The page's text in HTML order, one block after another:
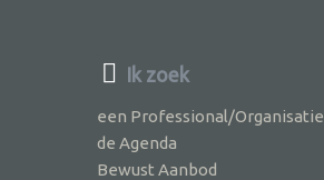
Ik zoek
een Professional/Organisatie
de Agenda
Bewust Aanbod